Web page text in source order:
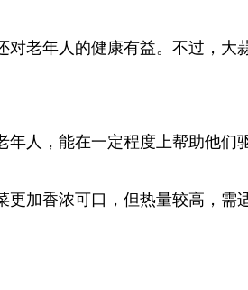
老年人的健康有益。不过，大
人，能在一定程度上帮助他们
加香浓可口，但热量较高，需